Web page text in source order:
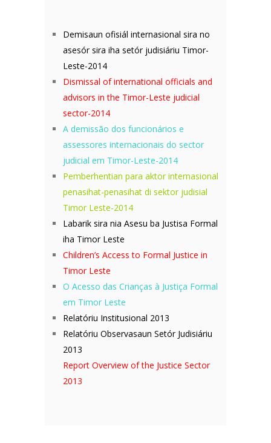
Demisaun ofisiál internasional sira no
asesór sira iha setór judisiáriu Timor-
Leste-2014
Dismissal of international officials and
advisors in the Timor-Leste judicial
sector-2014
A demissão dos funcionários e
assessores internacionais do sector
judicial em Timor-Leste-2014
Pemberhentian para aktor internasional
penasihat-penasihat di sektor judisial
Timor Leste-2014
Labarik sira nia Asesu ba Justisa Formal
iha Timor Leste
Children’s Access to Formal Justice in
Timor Leste
O Acesso das Crianças à Justiça Formal
em Timor Leste
Relatóriu Institusional 2013
Relatóriu Observasaun Setór Judisiáriu
2013
Report Overview of the Justice Sector
2013